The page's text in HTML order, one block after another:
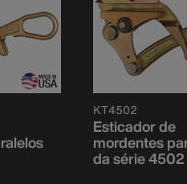
KT4502
Esticador de
mordentes
da série 4502